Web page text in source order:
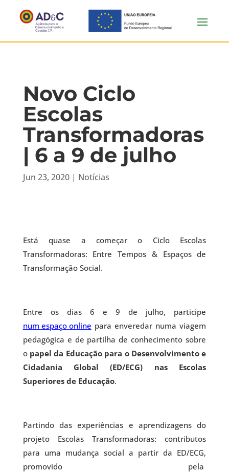
Novo Ciclo
Escolas
Transformadoras
| 6 a 9 de julho
Jun 23, 2020| Notícias
Está quase a começar o Ciclo Escolas
Transformadoras: Entre Tempos & Espaços de
Transformação Social.
Entre os dias 6 e 9 de julho, participe
num espaço online para enveredar numa viagem
pedagógica e de partilha de conhecimento sobre
o papel da Educação para o Desenvolvimento e
Cidadania Global (ED/ECG) nas Escolas
Superiores de Educação.
Partindo das experiências e aprendizagens do
projeto Escolas Transformadoras: contributos
para uma mudança social a partir da ED/ECG,
promovido pela